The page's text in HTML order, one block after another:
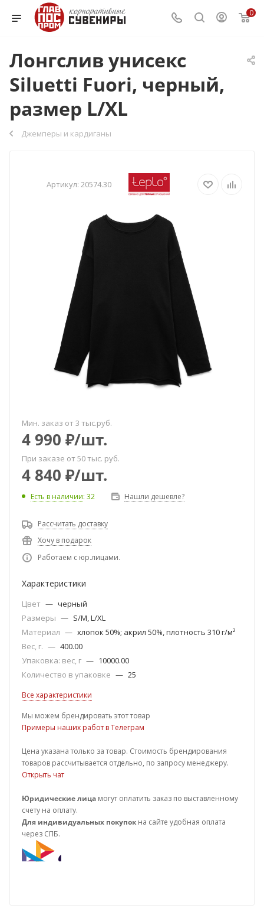
0
Лонгслив унисекс
Siluetti Fuori, черный,
размер L/XL
Джемперы и кардиганы
Артикул: 20574.30
Мин. заказ от 3 тыс.руб.
4 990 ₽/шт.
При заказе от 50 тыс. руб.
4 840 ₽/шт.
Есть в наличии: 32 Нашли дешевле?
Рассчитать доставку
Хочу в подарок
Работаем с юр.лицами.
Характеристики
Цвет — черный
Размеры — S/M, L/XL
Материал — хлопок 50%; акрил 50%, плотность 310 г/м²
Вес, г. — 400.00
Упаковка: вес, г — 10000.00
Количество в упаковке — 25
Все характеристики
Мы можем брендировать этот товар
Примеры наших работ в Телеграм
Цена указана только за товар. Стоимость брендирования
товаров рассчитывается отдельно, по запросу менеджеру.
Открыть чат
Юридические лица могут оплатить заказ по выставленному
счету на оплату.
Для индивидуальных покупок на сайте удобная оплата
через СПБ.